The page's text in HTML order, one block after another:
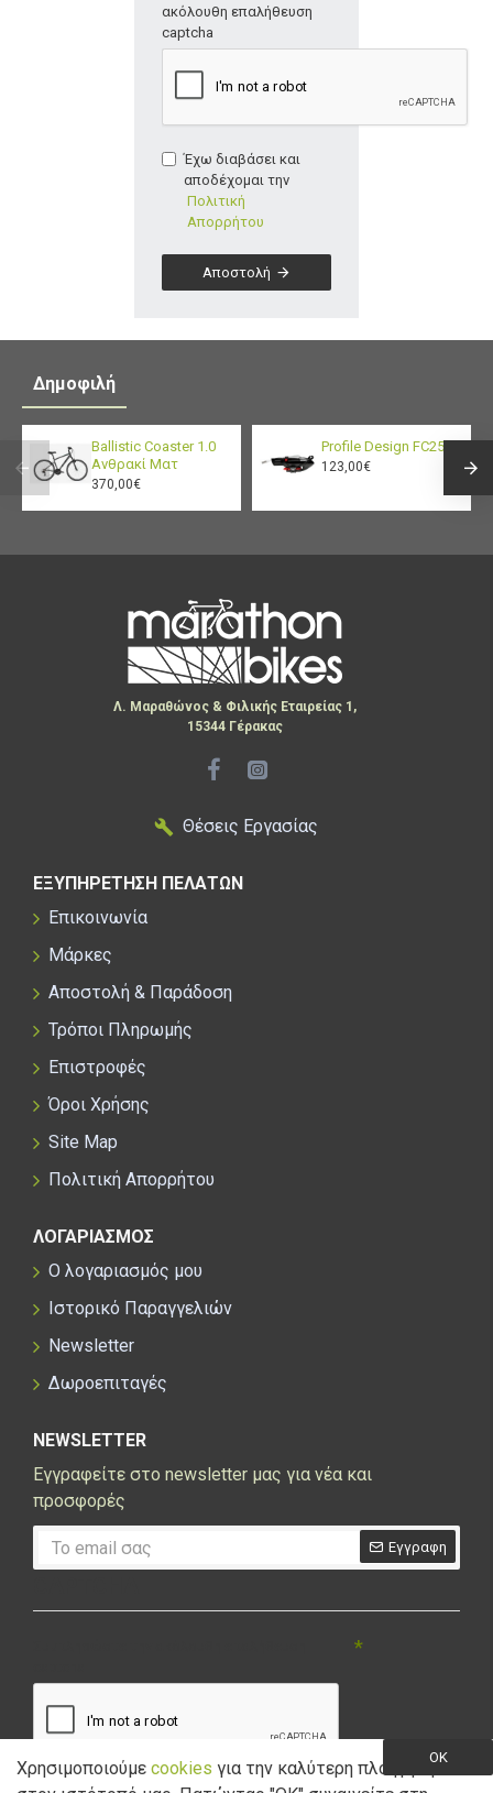
ακόλουθη επαλήθευση
captcha
Έχω διαβάσει και
αποδέχομαι την
Πολιτική
Απορρήτου
Αποστολή
Δημοφιλή
Ballistic Coaster 1.0
Ανθρακί Ματ
370,00€
Profile Design FC25
123,00€
Λ. Μαραθώνος & Φιλικής Εταιρείας 1,
15344 Γέρακας
Θέσεις Εργασίας
ΕΞΥΠΗΡΕΤΗΣΗ ΠΕΛΑΤΩΝ
Επικοινωνία
Μάρκες
Αποστολή & Παράδοση
Τρόποι Πληρωμής
Επιστροφές
Όροι Χρήσης
Site Map
Πολιτική Απορρήτου
ΛΟΓΑΡΙΑΣΜΟΣ
Ο λογαριασμός μου
Ιστορικό Παραγγελιών
Newsletter
Δωροεπιταγές
NEWSLETTER
Εγγραφείτε στο newsletter μας για νέα και
προσφορές
Εγγραφη
OK
Χρησιμοποιούμε cookies για την καλύτερη πλοήγηση